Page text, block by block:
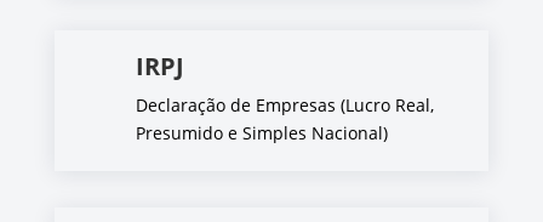
IRPJ
Declaração de Empresas (Lucro Real,
Presumido e Simples Nacional)